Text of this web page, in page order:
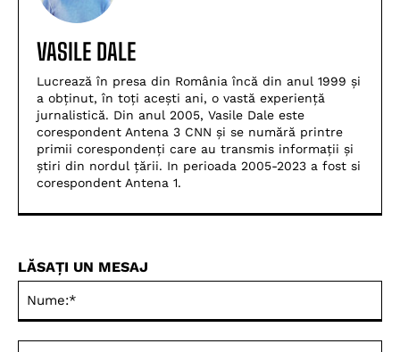
VASILE DALE
Lucrează în presa din România încă din anul 1999 și
a obținut, în toți acești ani, o vastă experiență
jurnalistică. Din anul 2005, Vasile Dale este
corespondent Antena 3 CNN și se numără printre
primii corespondenți care au transmis informații și
știri din nordul țării. In perioada 2005-2023 a fost si
corespondent Antena 1.
LĂSAȚI UN MESAJ